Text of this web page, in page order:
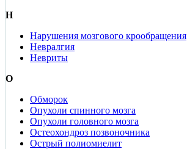
Н
Нарушения мозгового крообращения
Невралгия
Невриты
О
Обморок
Опухоли спинного мозга
Опухоли головного мозга
Остеохондроз позвоночника
Острый полиомиелит